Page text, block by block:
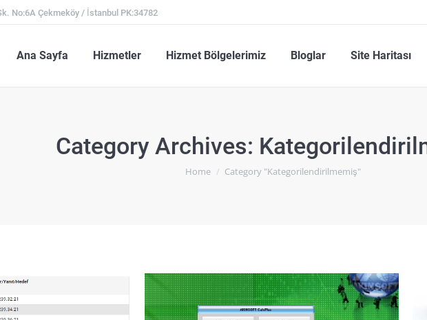
No:6A Çekmeköy / İstanbul PK:34782
Ana Sayfa Hizmetler Hizmet Bölgelerimiz Bloglar Site Haritası
Category Archives:
You are here:
Home Category "Kategorilendirilmemiş"
Ana Sayfa Hizmetler Hizmet Bölgelerimiz Bloglar Site Haritası